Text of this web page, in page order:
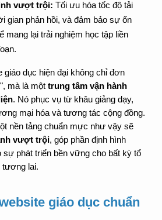
vượt trội: Tối ưu hóa tốc độ tải
gian phản hồi, và đảm bảo sự ổn
mang lại trải nghiệm học tập liền
giáo dục hiện đại không chỉ đơn
mà là một trung tâm vận hành
. Nó phục vụ từ khâu giảng dạy,
mại hóa và tương tác cộng đồng.
nền tảng chuẩn mực như vậy sẽ
vượt trội, góp phần định hình
phát triển bền vững cho bất kỳ tổ
tương lai.
giáo dục chuẩn